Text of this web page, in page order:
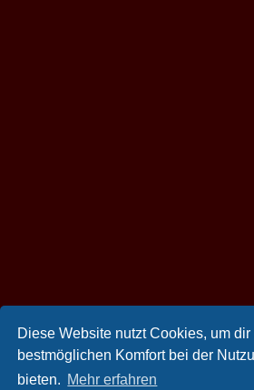
Diese Website nutzt Cookies, um dir
bestmöglichen Komfort bei der
bieten. Mehr erfahren